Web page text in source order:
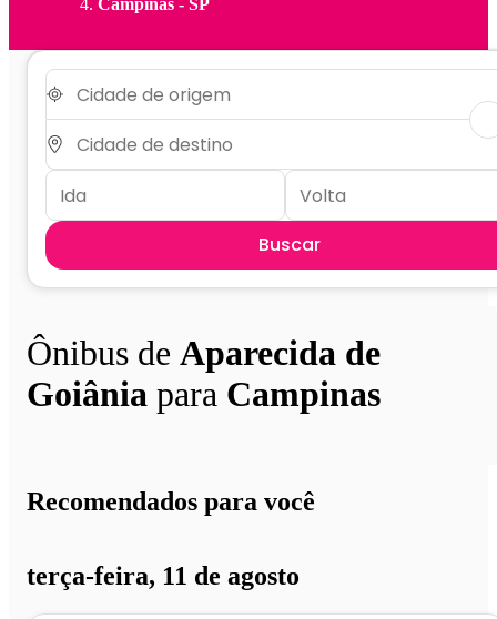
Campinas - SP
Buscar
Ônibus de Aparecida de
Goiânia para Campinas
Recomendados para você
terça-feira, 11 de agosto